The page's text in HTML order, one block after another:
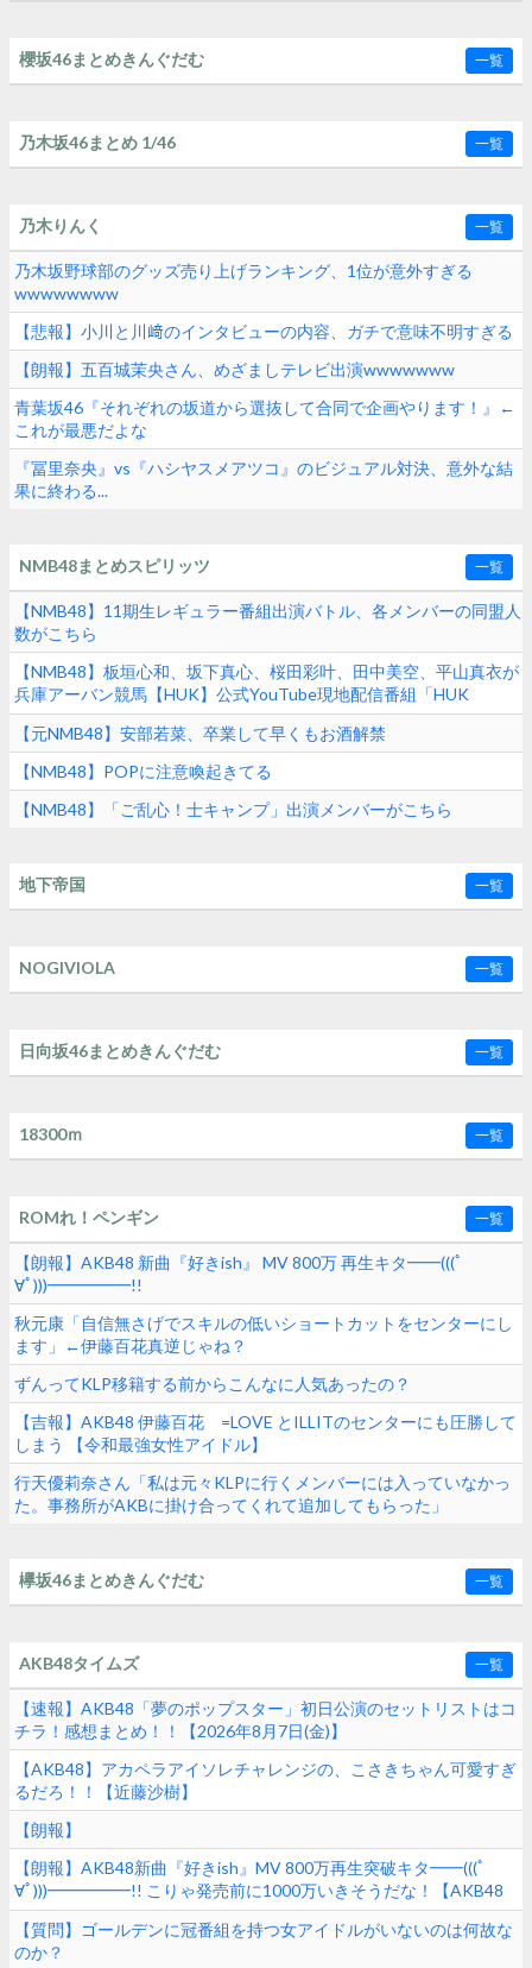
櫻坂46まとめきんぐだむ 一覧
乃木坂46まとめ 1/46 一覧
乃木りんく 一覧
乃木坂野球部のグッズ売り上げランキング、1位が意外すぎる
wwwwwwww
【悲報】小川と川﨑のインタビューの内容、ガチで意味不明すぎる
【朗報】五百城茉央さん、めざましテレビ出演wwwwwww
青葉坂46『それぞれの坂道から選抜して合同で企画やります！』←
これが最悪だよな
『冨里奈央』vs『ハシヤスメアツコ』のビジュアル対決、意外な結
果に終わる...
NMB48まとめスピリッツ 一覧
【NMB48】11期生レギュラー番組出演バトル、各メンバーの同盟人
数がこちら
【NMB48】板垣心和、坂下真心、桜田彩叶、田中美空、平山真衣が
兵庫アーバン競馬【HUK】公式YouTube現地配信番組「HUK
Campus Live」に出演
【元NMB48】安部若菜、卒業して早くもお酒解禁
【NMB48】POPに注意喚起きてる
【NMB48】「ご乱心！士キャンプ」出演メンバーがこちら
地下帝国 一覧
NOGIVIOLA 一覧
日向坂46まとめきんぐだむ 一覧
18300ｍ 一覧
ROMれ！ペンギン 一覧
【朗報】AKB48 新曲『好きish』 MV 800万 再生キタ━━(((ﾟ
∀ﾟ)))━━━━━!!
秋元康「自信無さげでスキルの低いショートカットをセンターにし
ます」←伊藤百花真逆じゃね？
ずんってKLP移籍する前からこんなに人気あったの？
【吉報】AKB48 伊藤百花 =LOVE とILLITのセンターにも圧勝して
しまう 【令和最強女性アイドル】
行天優莉奈さん「私は元々KLPに行くメンバーには入っていなかっ
た。事務所がAKBに掛け合ってくれて追加してもらった」
欅坂46まとめきんぐだむ 一覧
AKB48タイムズ 一覧
【速報】AKB48「夢のポップスター」初日公演のセットリストはコ
チラ！感想まとめ！！【2026年8月7日(金)】
【AKB48】アカペラアイソレチャレンジの、こさきちゃん可愛すぎ
るだろ！！【近藤沙樹】
【朗報】
【朗報】AKB48新曲『好きish』MV 800万再生突破キタ━━(((ﾟ
∀ﾟ)))━━━━━!! こりゃ発売前に1000万いきそうだな！【AKB48
68thシングル】
【質問】ゴールデンに冠番組を持つ女アイドルがいないのは何故な
のか？